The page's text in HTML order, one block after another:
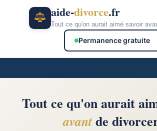
aide-divorce.fr
Tout ce qu'on aurait aimé savoir
Permanence gratuite
Tout ce qu'on aurait
avantde